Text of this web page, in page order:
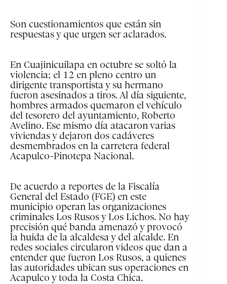
Son cuestionamientos que están sin
respuestas y que urgen ser aclarados.
En Cuajinicuilapa en octubre se soltó la
violencia; el 12 en pleno centro un
dirigente transportista y su hermano
fueron asesinados a tiros. Al día siguiente,
hombres armados quemaron el vehículo
del tesorero del ayuntamiento, Roberto
Avelino. Ese mismo día atacaron varias
viviendas y dejaron dos cadáveres
desmembrados en la carretera federal
Acapulco-Pinotepa Nacional.
De acuerdo a reportes de la Fiscalía
General del Estado (FGE) en este
municipio operan las organizaciones
criminales Los Rusos y Los Lichos. No hay
precisión qué banda amenazó y provocó
la huida de la alcaldesa y del alcalde. En
redes sociales circularon videos que dan a
entender que fueron Los Rusos, a quienes
las autoridades ubican sus operaciones en
Acapulco y toda la Costa Chica.